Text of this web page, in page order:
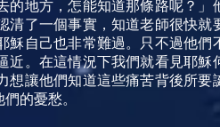
地方，怎能知道那條路呢？」
了一個事實，知道老師很快
穌自己也非常難過。只不過他
。在這情況下我們就看見耶
讓他們知道這些痛苦背後所
的憂愁。